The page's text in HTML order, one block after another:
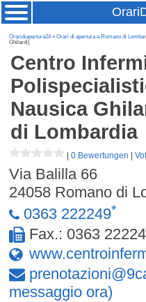
Oraridiapertura24»Orari di apertura a Romano di
Ghilardi)
Centro
Nausica
di Lombardia
|0 Bewertungen |
Via Balilla 66
24058 Romano di
0363 222249*
Fax.: 0363
prenotazioni@
messaggio ora)